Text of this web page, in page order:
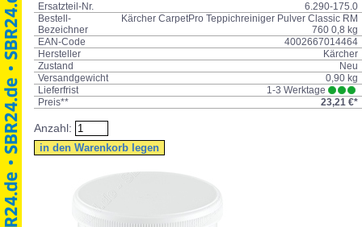
Ersatzteil-Nr.
6.290-175.0
Bestell-
Bezeichner
Kärcher CarpetPro Teppichreiniger Pulver Classic RM
760 0,8 kg
EAN-Code
4002667014464
Hersteller
Kärcher
Zustand
Neu
Versandgewicht
0,90 kg
Lieferfrist
1-3 Werktage
Preis**
23,21 €*
Anzahl: